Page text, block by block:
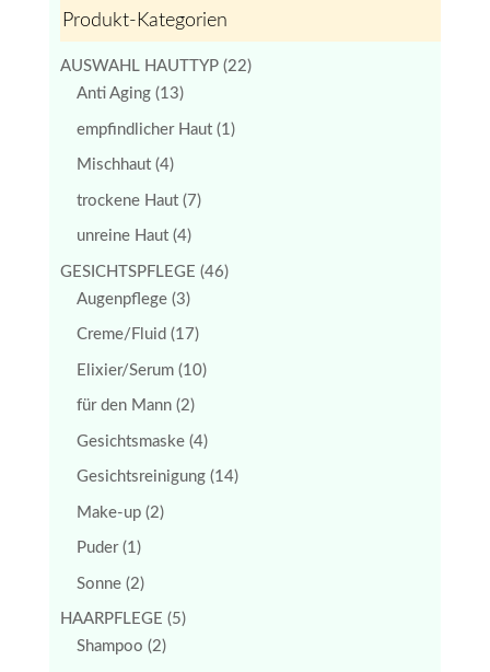
Produkt-Kategorien
AUSWAHL HAUTTYP (22)
Anti Aging (13)
empfindlicher Haut (1)
Mischhaut (4)
trockene Haut (7)
unreine Haut (4)
GESICHTSPFLEGE (46)
Augenpflege (3)
Creme/Fluid (17)
Elixier/Serum (10)
für den Mann (2)
Gesichtsmaske (4)
Gesichtsreinigung (14)
Make-up (2)
Puder (1)
Sonne (2)
HAARPFLEGE (5)
Shampoo (2)